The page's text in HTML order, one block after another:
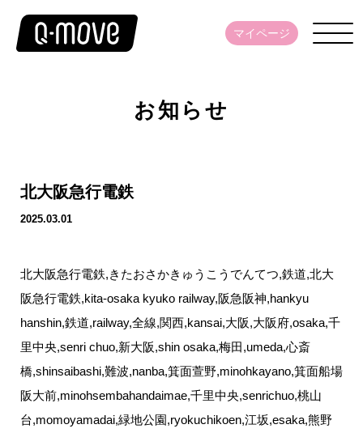
マイページ
お知らせ
北大阪急行電鉄
2025.03.01
北大阪急行電鉄,きたおさかきゅうこうでんてつ,鉄道,北大
阪急行電鉄,kita-osaka kyuko railway,阪急阪神,hankyu
hanshin,鉄道,railway,全線,関西,kansai,大阪,大阪府,osaka,千
里中央,senri chuo,新大阪,shin osaka,梅田,umeda,心斎
橋,shinsaibashi,難波,nanba,箕面萱野,minohkayano,箕面船場
阪大前,minohsembahandaimae,千里中央,senrichuo,桃山
台,momoyamadai,緑地公園,ryokuchikoen,江坂,esaka,熊野